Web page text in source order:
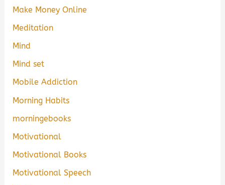
Make Money Online
Meditation
Mind
Mind set
Mobile Addiction
Morning Habits
morningebooks
Motivational
Motivational Books
Motivational Speech